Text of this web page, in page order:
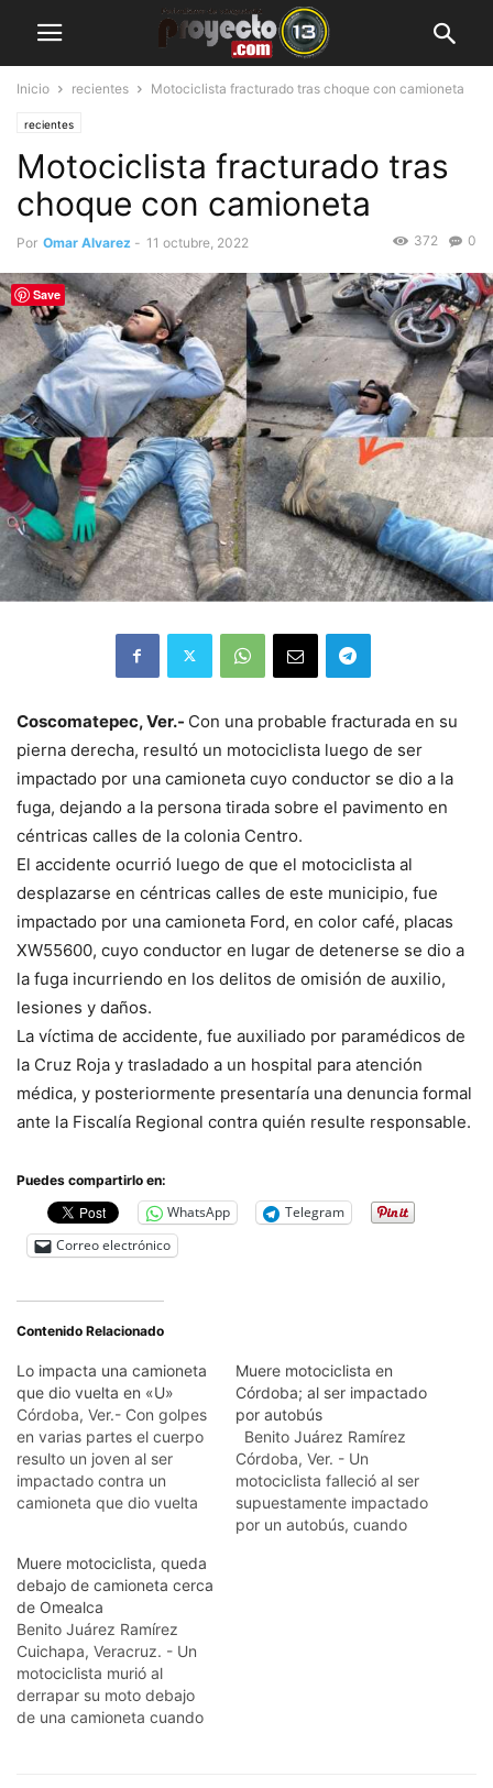
Inicio recientes Motociclista fracturado tras choque con camioneta
recientes
Motociclista fracturado tras
choque con camioneta
Por Omar Alvarez - 11 octubre, 2022 0
372
Coscomatepec, Ver.- Con una probable fracturada en su
pierna derecha, resultó un motociclista luego de ser
impactado por una camioneta cuyo conductor se dio a la
fuga, dejando a la persona tirada sobre el pavimento en
céntricas calles de la colonia Centro.
El accidente ocurrió luego de que el motociclista al
desplazarse en céntricas calles de este municipio, fue
impactado por una camioneta Ford, en color café, placas
XW55600, cuyo conductor en lugar de detenerse se dio a
la fuga incurriendo en los delitos de omisión de auxilio,
lesiones y daños.
La víctima de accidente, fue auxiliado por paramédicos de
la Cruz Roja y trasladado a un hospital para atención
médica, y posteriormente presentaría una denuncia formal
ante la Fiscalía Regional contra quién resulte responsable.
Puedes compartirlo en:
WhatsApp
Telegram
Correo electrónico
Contenido Relacionado
Lo impacta una camioneta
que dio vuelta en «U»
Córdoba, Ver.- Con golpes
en varias partes el cuerpo
resulto un joven al ser
impactado contra un
camioneta que dio vuelta
altura de la zona industrial.
El joven fue auxiliado por
paramédicos de la Cruz
Roja y el conductor con su
camioneta…
Muere motociclista en
Córdoba; al ser impactado
por autobús
Benito Juárez Ramírez
Córdoba, Ver. - Un
motociclista falleció al ser
supuestamente impactado
por un autobús, cuando
Muere motociclista, queda
debajo de camioneta cerca
de Omealca
Benito Juárez Ramírez
Cuichapa, Veracruz. - Un
motociclista murió al
derrapar su moto debajo
de una camioneta cuando
Save